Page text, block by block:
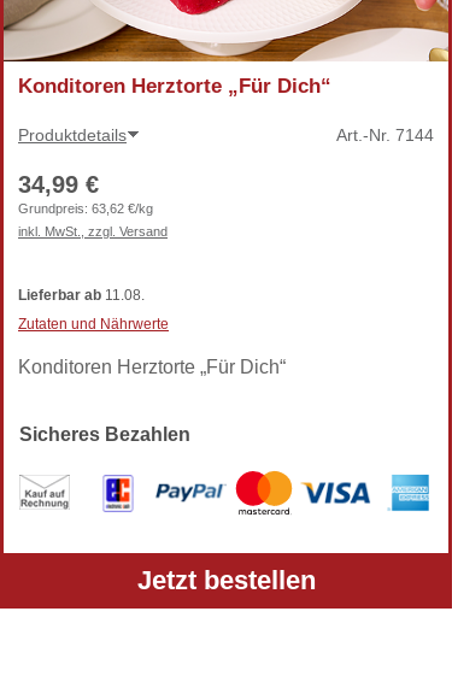
Jetzt bestellen
Konditoren Herztorte „Für Dich“
Produktdetails Art.-Nr. 7144
34,99 €
Grundpreis: 63,62 €/kg
inkl. MwSt., zzgl. Versand
Lieferbar ab 11.08.
Zutaten und Nährwerte
Konditoren Herztorte „Für Dich“
Sicheres Bezahlen
und zzgl. Versandkosten.